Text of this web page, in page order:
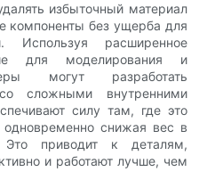
избыточный материал
компоненты без ущерба для
Используя расширенное
для моделирования и
могут разработать
сложными внутренними
силу там, где это
снижая вес в
Это приводит к деталям,
и работают лучше, чем